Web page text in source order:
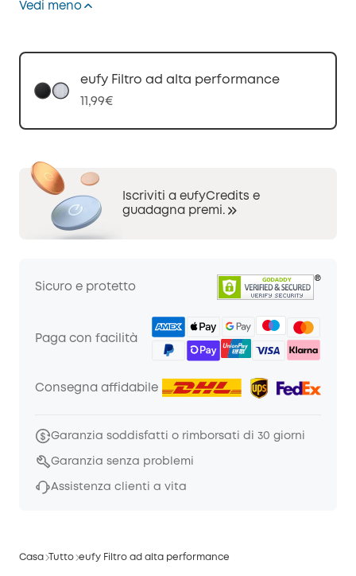
Vedi meno
eufy Filtro ad alta performance
11,99€
Iscriviti a eufyCredits e
guadagna premi.
Sicuro e protetto
Paga con facilità
Consegna affidabile
Garanzia soddisfatti o rimborsati di 30 giorni
Garanzia senza problemi
Assistenza clienti a vita
Casa Tutto eufy Filtro ad alta performance